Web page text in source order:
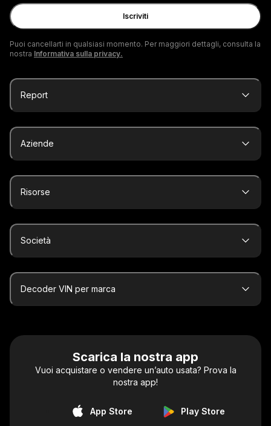
e-
mail
Iscriviti
Puoi cancellarti in qualsiasi momento. Per maggiori dettagli, consulta la
nostra Informativa sulla privacy.
Report
Aziende
Risorse
Società
Decoder VIN per marca
Scarica la nostra app
Vuoi acquistare o vendere un’auto usata? Prova la
nostra app!
App Store Play Store